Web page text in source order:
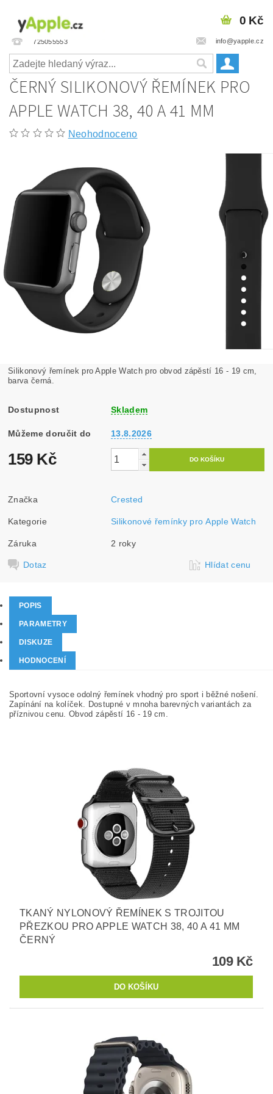
725055553 info@yapple.cz
0 Kč
ČERNÝ SILIKONOVÝ ŘEMÍNEK PRO
APPLE WATCH 38, 40 A 41 MM
Neohodnoceno
Silikonový řemínek pro Apple Watch pro obvod zápěstí 16 - 19 cm,
barva černá.
Dostupnost Skladem
Můžeme doručit do 13.8.2026
159 Kč
Značka Crested
Kategorie Silikonové řemínky pro Apple Watch
Záruka 2 roky
Dotaz Hlídat cenu
POPIS
PARAMETRY
DISKUZE
HODNOCENÍ
Sportovní vysoce odolný řemínek vhodný pro sport i běžné nošení.
Zapínání na kolíček. Dostupné v mnoha barevných variantách za
příznivou cenu. Obvod zápěstí 16 - 19 cm.
TKANÝ NYLONOVÝ ŘEMÍNEK S TROJITOU
PŘEZKOU PRO APPLE WATCH 38, 40 A 41 MM
ČERNÝ
109 Kč